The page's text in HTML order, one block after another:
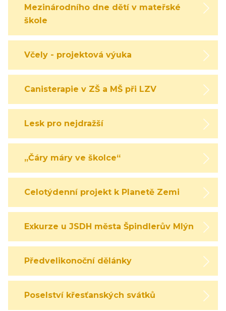
Mezinárodního dne dětí v mateřské
škole
Včely - projektová výuka
Canisterapie v ZŠ a MŠ při LZV
Lesk pro nejdražší
„Čáry máry ve školce“
Celotýdenní projekt k Planetě Zemi
Exkurze u JSDH města Špindlerův Mlýn
Předvelikonoční dělánky
Poselství křesťanských svátků